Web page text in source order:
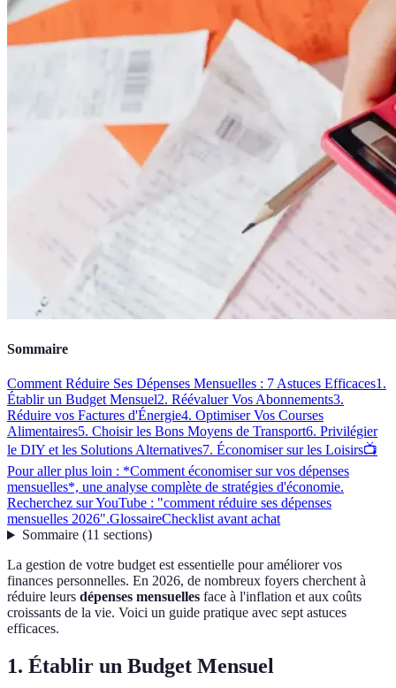
Sommaire
Comment Réduire Ses Dépenses Mensuelles : 7 Astuces Efficaces1.
Établir un Budget Mensuel2. Réévaluer Vos Abonnements3.
Réduire vos Factures d'Énergie4. Optimiser Vos Courses
Alimentaires5. Choisir les Bons Moyens de Transport6. Privilégier
le DIY et les Solutions Alternatives7. Économiser sur les Loisirs📺
Pour aller plus loin : *Comment économiser sur vos dépenses
mensuelles*, une analyse complète de stratégies d'économie.
Recherchez sur YouTube : "comment réduire ses dépenses
mensuelles 2026".GlossaireChecklist avant achat
Sommaire(11 sections)
La gestion de votre budget est essentielle pour améliorer vos
finances personnelles. En 2026, de nombreux foyers cherchent à
réduire leurs dépenses mensuelles face à l'inflation et aux coûts
croissants de la vie. Voici un guide pratique avec sept astuces
efficaces.
1. Établir un Budget Mensuel